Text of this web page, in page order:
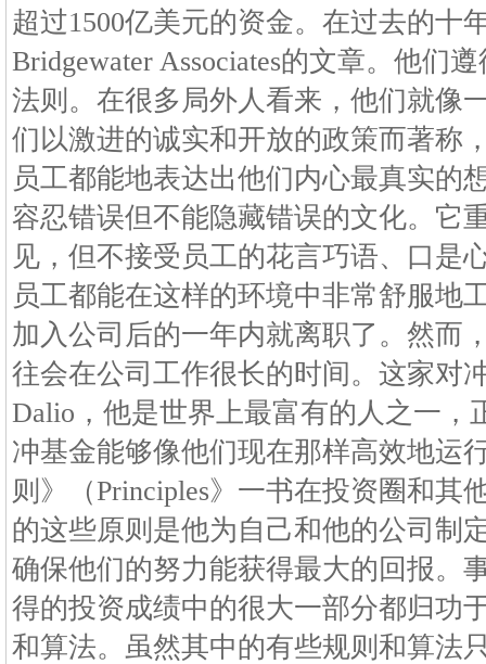
超过1500亿美元的资金。在过去的十
Bridgewater Associates的文章。他们
法则。在很多局外人看来，他们就像
们以激进的诚实和开放的政策而著称
员工都能地表达出他们内心最真实的
容忍错误但不能隐藏错误的文化。它
见，但不接受员工的花言巧语、口是
员工都能在这样的环境中非常舒服地
加入公司后的一年内就离职了。然而
往会在公司工作很长的时间。这家对
Dalio，他是世界上最富有的人之一，
冲基金能够像他们现在那样高效地运
则》（Principles》一书在投资圈和其
的这些原则是他为自己和他的公司制
确保他们的努力能获得最大的回报。
得的投资成绩中的很大一部分都归功
和算法。虽然其中的有些规则和算法